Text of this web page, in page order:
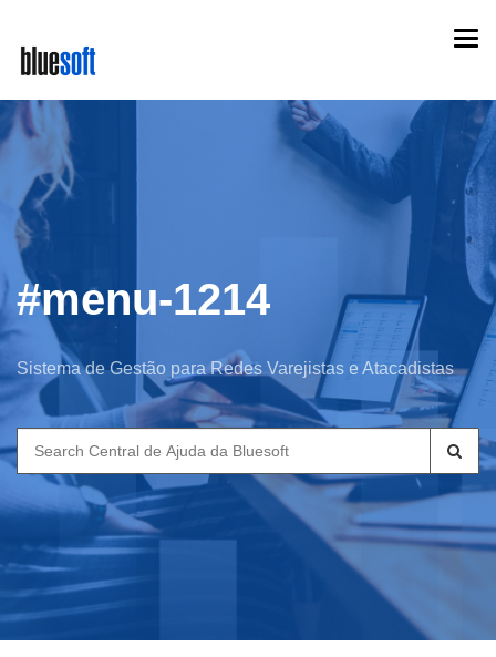
main
content
#menu-1214
Sistema de Gestão para Redes Varejistas e Atacadistas
Search
for: